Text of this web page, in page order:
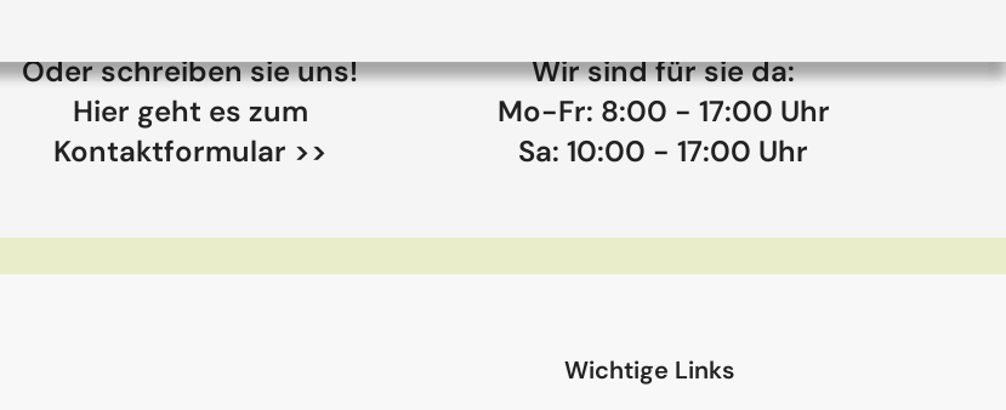
Oder schreiben sie uns!
Hier geht es zum
Kontaktformular >>
Wir sind für sie da:
Mo-Fr: 8:00 - 17:00 Uhr
Sa: 10:00 - 17:00 Uhr
Wichtige Links